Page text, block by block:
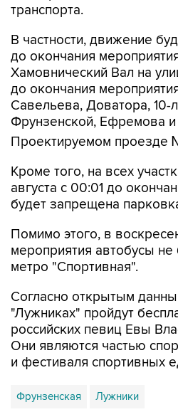
транспорта.
В частности, движение
до окончания
Хамовнический Вал на
до окончания
Савельева, Доватора, 10-
Фрунзенской, Ефремова и
Проектируемом проезде
Кроме того, на всех
августа с 00:01 до
будет запрещена
Помимо этого, в
мероприятия автобусы не
метро "Спортивная".
Согласно открытым
"Лужниках" пройдут
российских певиц Евы
Они являются частью
и фестиваля спортивных
Фрунзенская Лужники